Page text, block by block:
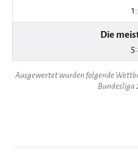
Die
Ausgewertet wurden folgende